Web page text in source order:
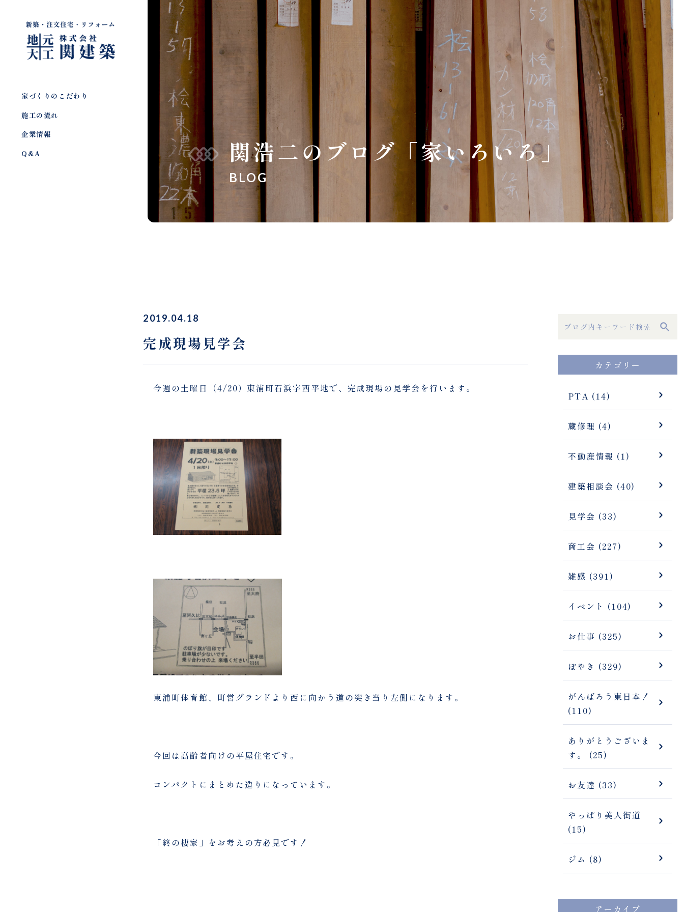
家づくりのこだわり
施工の流れ
企業情報
Q&A
関浩二のブログ「家いろいろ」
BLOG
2019.04.18
完成現場見学会
今週の土曜日（4/20）東浦町石浜字西平地で、完成現場の見学会を行います。
東浦町体育館、町営グランドより西に向かう道の突き当り左側になります。
今回は高齢者向けの平屋住宅です。
コンパクトにまとめた造りになっています。
「終の棲家」をお考えの方必見です！
カテゴリー
PTA (14)
蔵修理 (4)
不動産情報 (1)
建築相談会 (40)
見学会 (33)
商工会 (227)
雑感 (391)
イベント (104)
お仕事 (325)
ぼやき (329)
がんばろう東日本！
(110)
ありがとうございま
す。 (25)
お友達 (33)
やっぱり美人街道
(15)
ジム (8)
アーカイブ